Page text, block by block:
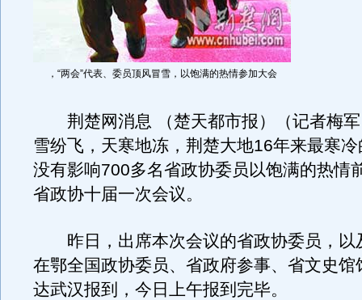
，“两会”代表、委员顶风冒雪，以饱满的热情参加大会
荆楚网消息 （楚天都市报）（记者梅军
雪纷飞，天寒地冻，荆楚大地16年来最寒
没有影响700多名省政协委员以饱满的热情
省政协十届一次会议。
昨日，出席本次会议的省政协委员，以
在鄂全国政协委员、省政府参事、省文史馆
达武汉报到，今日上午报到完毕。